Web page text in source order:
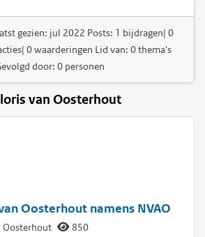
gezien: jul 2022 Posts: 1 bijdragen| 0
0 waarderingen Lid van: 0 thema's
door: 0 personen
van Oosterhout
Oosterhout namens NVAO
Oosterhout 850